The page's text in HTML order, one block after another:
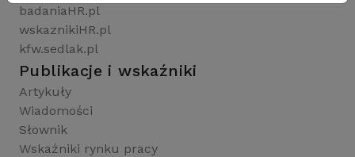
badaniaHR.pl
wskaznikiHR.pl
kfw.sedlak.pl
Publikacje i wskaźniki
Artykuły
Wiadomości
Słownik
Wskaźniki rynku pracy